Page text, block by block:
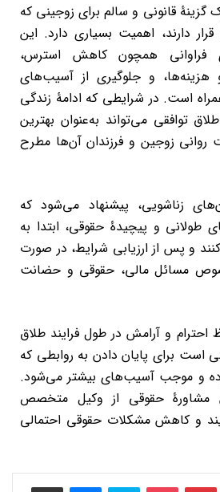
گزینۀ قانونی و سالم برای زوجینی که
دارند، اهمیت بسیاری دارد. این
فراوانی همچون کاهش استرس،
و جلوگیری از آسیب‌های
است. در شرایطی که ادامۀ زندگی
توافقی می‌تواند به‌عنوان بهترین
روانی زوجین و فرزندان آن‌ها مطرح
زناشویی، پیشنهاد می‌شود که
طولانی و پیچیدۀ حقوقی، ابتدا به
و پس از ارزیابی شرایط، در صورت
مسائل مالی، حقوقی و حضانت
احترام و آرامش در طول فرایند طلاق
است برای پایان دادن به روابطی که
و موجب آسیب‌های بیشتر می‌شود.
مشاورۀ حقوقی از وکیل متخصص
و کاهش مشکلات حقوقی احتمالی